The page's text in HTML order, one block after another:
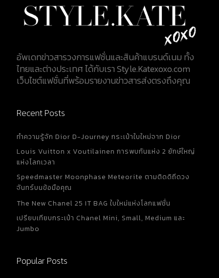
อัพเดทข่าวสารวงการแฟชั่นและสินค้าแบรนด์เนม ทั้ง
ไทยและต่างประเทศ ได้กับเรา Style.Katexoxo.com
เว็บไซต์แฟชั่นที่พร้อมรายงานข่าวสารส่งตรงถึงคุณ
Recent Posts
ทำความรู้จัก Dior D-Journey กระเป๋าใบใหม่จาก Dior
Louis Vuitton x Voutilainen การพบกันแห่ง 2 ยักษ์ใหญ่
แห่งโลกเวลา
Speedmaster Moonphase Meteorite ตามติดดิถีดวง
จันทร์บนข้อมือคุณ
The New Chanel 25 IT BAG ใบใหม่แห่งโลกแฟชั่น
เปรียบเทียบกระเป๋า Chanel Mini, Small, Medium และ
Jumbo
Popular Posts